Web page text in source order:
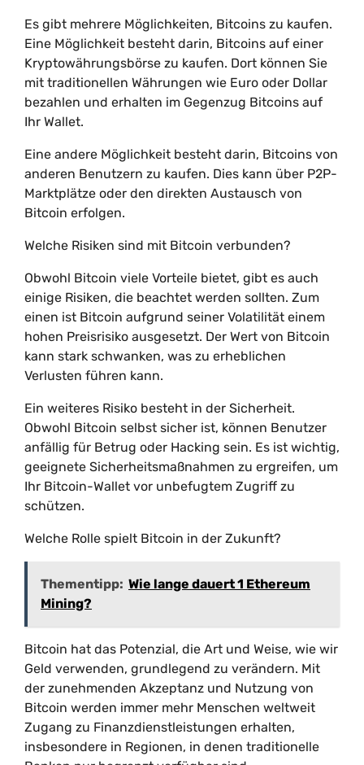
Es gibt mehrere Möglichkeiten, Bitcoins zu kaufen.
Eine Möglichkeit besteht darin, Bitcoins auf einer
Kryptowährungsbörse zu kaufen. Dort können Sie
mit traditionellen Währungen wie Euro oder Dollar
bezahlen und erhalten im Gegenzug Bitcoins auf
Ihr Wallet.
Eine andere Möglichkeit besteht darin, Bitcoins von
anderen Benutzern zu kaufen. Dies kann über P2P-
Marktplätze oder den direkten Austausch von
Bitcoin erfolgen.
Welche Risiken sind mit Bitcoin verbunden?
Obwohl Bitcoin viele Vorteile bietet, gibt es auch
einige Risiken, die beachtet werden sollten. Zum
einen ist Bitcoin aufgrund seiner Volatilität einem
hohen Preisrisiko ausgesetzt. Der Wert von Bitcoin
kann stark schwanken, was zu erheblichen
Verlusten führen kann.
Ein weiteres Risiko besteht in der Sicherheit.
Obwohl Bitcoin selbst sicher ist, können Benutzer
anfällig für Betrug oder Hacking sein. Es ist wichtig,
geeignete Sicherheitsmaßnahmen zu ergreifen, um
Ihr Bitcoin-Wallet vor unbefugtem Zugriff zu
schützen.
Welche Rolle spielt Bitcoin in der Zukunft?
Thementipp: Wie lange dauert 1 Ethereum
Mining?
Bitcoin hat das Potenzial, die Art und Weise, wie wir
Geld verwenden, grundlegend zu verändern. Mit
der zunehmenden Akzeptanz und Nutzung von
Bitcoin werden immer mehr Menschen weltweit
Zugang zu Finanzdienstleistungen erhalten,
insbesondere in Regionen, in denen traditionelle